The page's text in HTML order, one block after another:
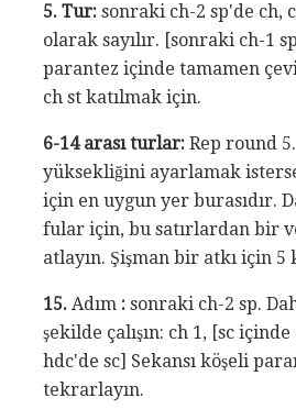
5. Tur: sonraki ch-2 sp'de ch,
olarak sayılır. [sonraki ch-1
parantez içinde tamamen
ch st katılmak için.
6-14 arası turlar: Rep round 5.
yüksekliğini ayarlamak
için en uygun yer burasıdır.
fular için, bu satırlardan bir
atlayın. Şişman bir atkı için
15. Adım : sonraki ch-2 sp.
şekilde çalışın: ch 1, [sc
hdc'de sc] Sekansı köşeli
tekrarlayın.